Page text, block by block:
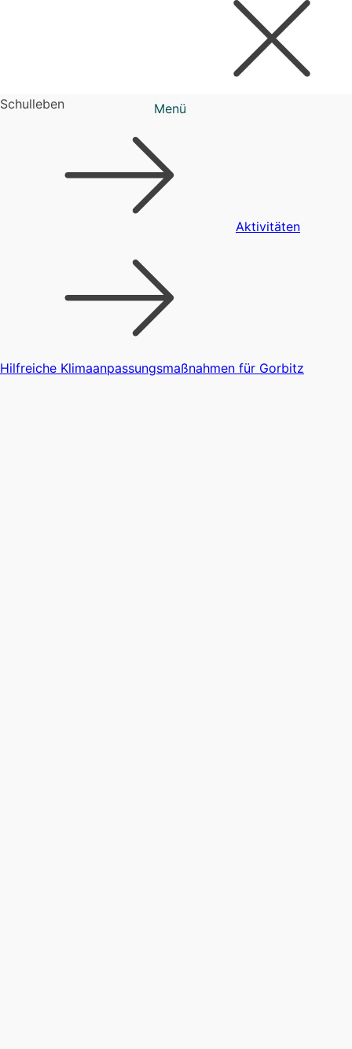
Menü
Schulleben
Aktivitäten
Hilfreiche Klimaanpassungsmaßnahmen für Gorbitz